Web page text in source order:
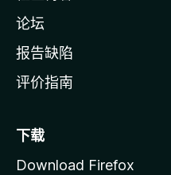
论坛
报告缺陷
评价指南
下载
Download Firefox